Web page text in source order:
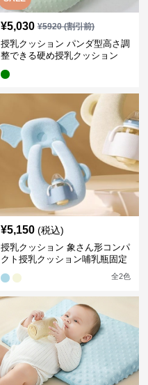
¥5,030 ¥5920(割引前)
授乳クッション パンダ型高さ調
整できる硬め授乳クッション
¥5,150 (税込)
授乳クッション 象さん形コンパ
クト授乳クッション哺乳瓶固定
全2色